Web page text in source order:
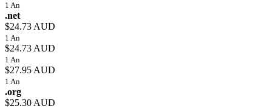
1 An
.net
$24.73 AUD
1 An
$24.73 AUD
1 An
$27.95 AUD
1 An
.org
$25.30 AUD